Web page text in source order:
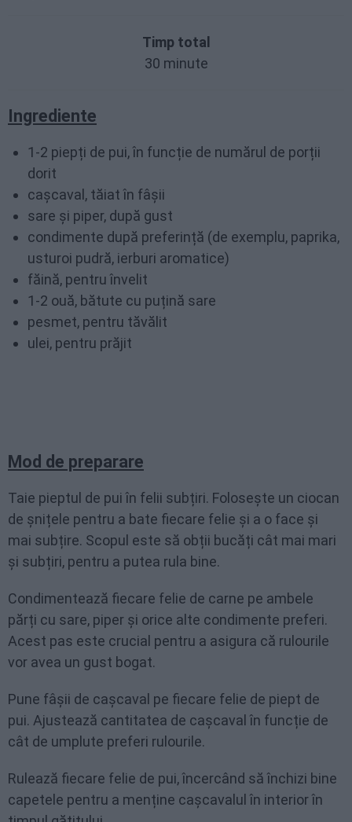
Timp total
30 minute
Ingrediente
1-2 piepți de pui, în funcție de numărul de porții
dorit
cașcaval, tăiat în fâșii
sare și piper, după gust
condimente după preferință (de exemplu, paprika,
usturoi pudră, ierburi aromatice)
făină, pentru învelit
1-2 ouă, bătute cu puțină sare
pesmet, pentru tăvălit
ulei, pentru prăjit
Mod de preparare
Taie pieptul de pui în felii subțiri. Folosește un ciocan
de șnițele pentru a bate fiecare felie și a o face și
mai subțire. Scopul este să obții bucăți cât mai mari
și subțiri, pentru a putea rula bine.
Condimentează fiecare felie de carne pe ambele
părți cu sare, piper și orice alte condimente preferi.
Acest pas este crucial pentru a asigura că rulourile
vor avea un gust bogat.
Pune fâșii de cașcaval pe fiecare felie de piept de
pui. Ajustează cantitatea de cașcaval în funcție de
cât de umplute preferi rulourile.
Rulează fiecare felie de pui, încercând să închizi bine
capetele pentru a menține cașcavalul în interior în